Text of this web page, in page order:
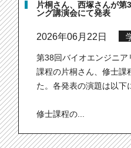
片桐さん、西塚さんが第
ング講演会にて発表
2026年06月22日
第38回バイオエンジニ
課程の片桐さん、修士課
た。各発表の演題は以下
修士課程の...